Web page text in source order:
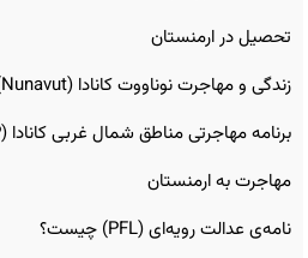
تحصیل در ارمنستان
زندگی و مهاجرت نوناووت کانادا (Nunavut)
برنامه مهاجرتی مناطق شمال غربی کانادا (NTNP)
مهاجرت به ارمنستان
نامه‌ی عدالت رویه‌ای (PFL) چیست؟